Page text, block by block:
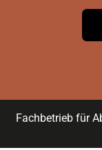
Fachbetrieb für